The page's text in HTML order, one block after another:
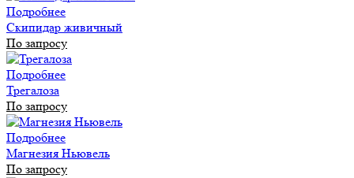
Подробнее
Скипидар живичный
По запросу
Подробнее
Трегалоза
По запросу
Подробнее
Магнезия Ньювель
По запросу